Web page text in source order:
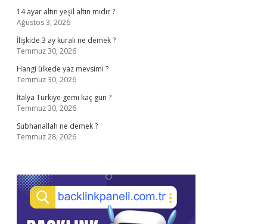
14 ayar altın yeşil altın mıdır ?
Ağustos 3, 2026
İlişkide 3 ay kuralı ne demek ?
Temmuz 30, 2026
Hangi ülkede yaz mevsimi ?
Temmuz 30, 2026
İtalya Türkiye gemi kaç gün ?
Temmuz 30, 2026
Subhanallah ne demek ?
Temmuz 28, 2026